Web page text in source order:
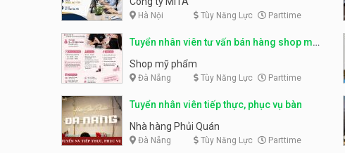
Hà Nội Tùy Năng Lực Parttime
Tuyển nhân viên tư vấn bán hàng shop mỹ
phẩm
Shop mỹ phẩm
Đà Nẵng Tùy Năng Lực Parttime
Tuyển nhân viên tiếp thực, phục vụ bàn
Nhà hàng Phủi Quán
Đà Nẵng Tùy Năng Lực Parttime